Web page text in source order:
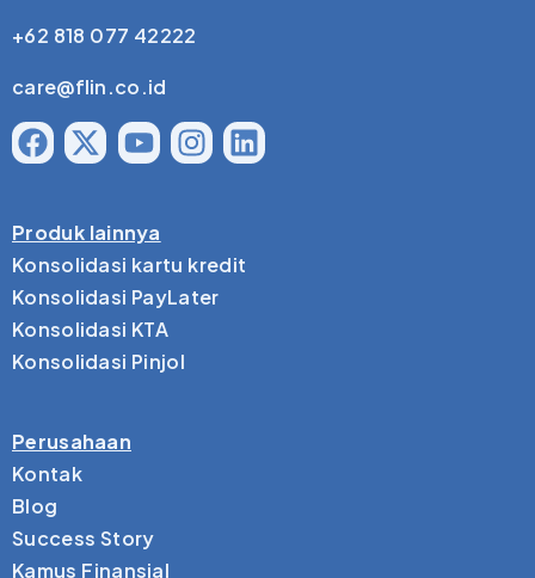
+62 818 077 42222
care@flin.co.id
Produk lainnya
Konsolidasi kartu kredit
Konsolidasi PayLater
Konsolidasi KTA
Konsolidasi Pinjol
Perusahaan
Kontak
Blog
Success Story
Kamus Finansial